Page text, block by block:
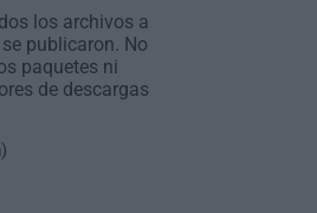
los archivos a
publicaron. No
paquetes ni
de descargas
)